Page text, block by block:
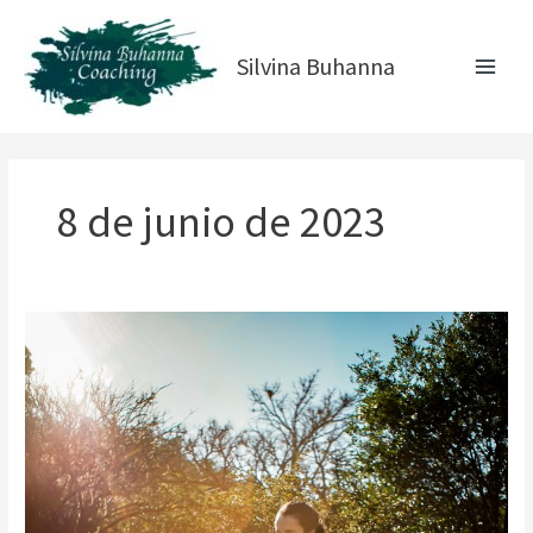
contenido
Silvina Buhanna
Menu
8 de junio de 2023
Estrategias
Efectivas
para
Reducir
la
Ansiedad
en